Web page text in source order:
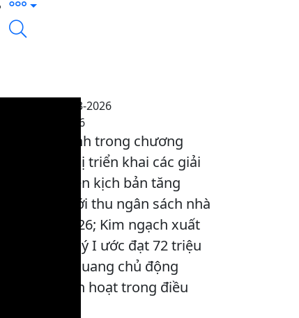
Thời sự trưa 25-3-2026
14:26, 25/03/2026
Nội dung chính trong chương
trình: Hội nghị triển khai các giải
pháp thực hiện kịch bản tăng
trưởng gắn với thu ngân sách nhà
nước năm 2026; Kim ngạch xuất
nhập khẩu quý I ước đạt 72 triệu
USD; Tuyên Quang chủ động
thích ứng, linh hoạt trong điều